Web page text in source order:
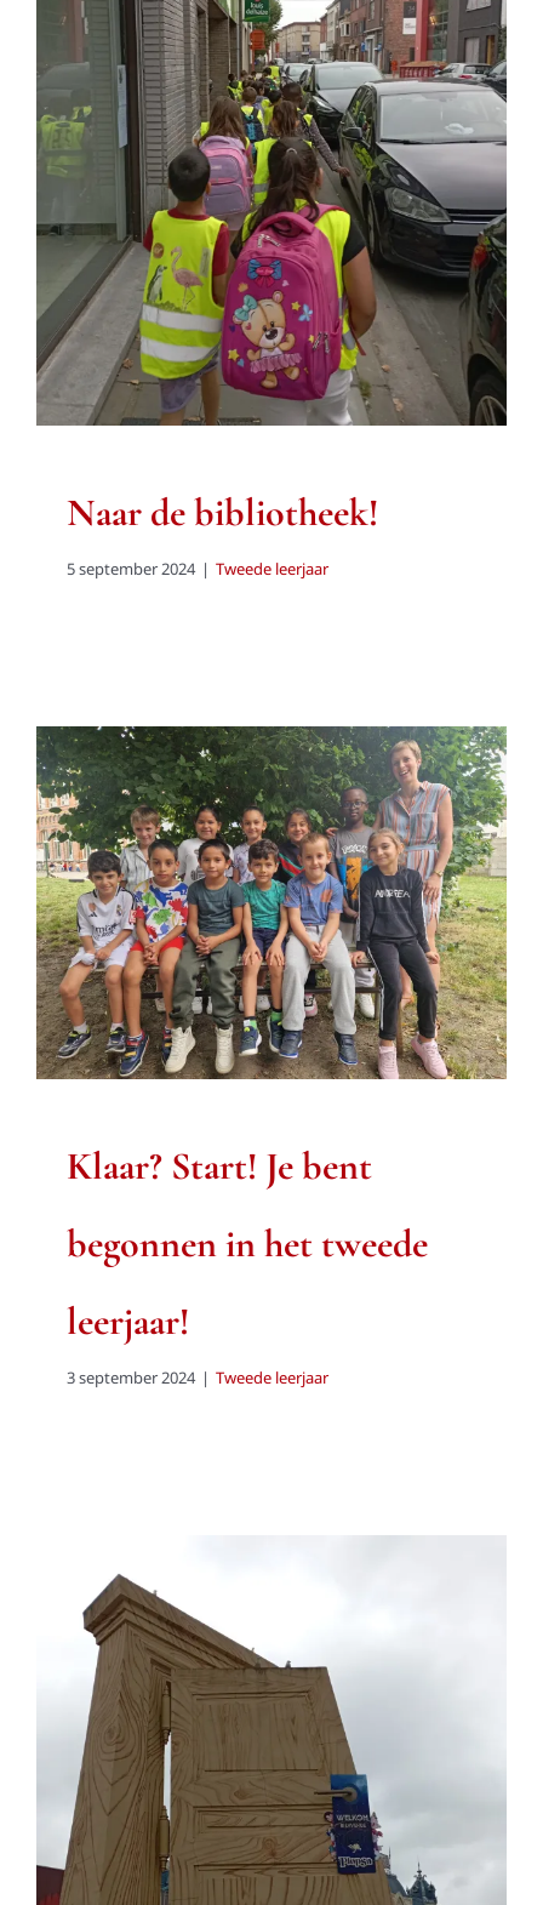
Naar de bibliotheek!
Tweede leerjaar
Naar de bibliotheek!
5 september 2024 | Tweede leerjaar
Klaar? Start! Je bent
begonnen in het
tweede leerjaar!
Tweede leerjaar
Klaar? Start! Je bent
begonnen in het tweede
leerjaar!
3 september 2024 | Tweede leerjaar
Schoolreis naar
Plopsaland